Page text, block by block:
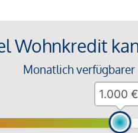
Wohnkredit
Monatlich verfügbarer
€